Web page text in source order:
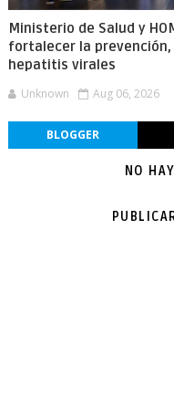
Ministerio de Salud y
fortalecer la
hepatitis virales
Unknown Aug 06, 2026
BLOGGER
NO